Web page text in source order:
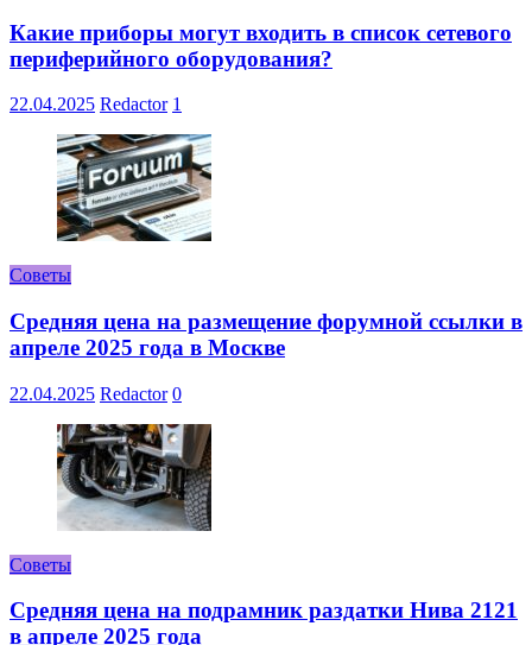
Какие приборы могут входить в список сетевого
периферийного оборудования?
22.04.2025 Redactor 1
Советы
Средняя цена на размещение форумной ссылки в
апреле 2025 года в Москве
22.04.2025 Redactor 0
Советы
Средняя цена на подрамник раздатки Нива 2121
в апреле 2025 года